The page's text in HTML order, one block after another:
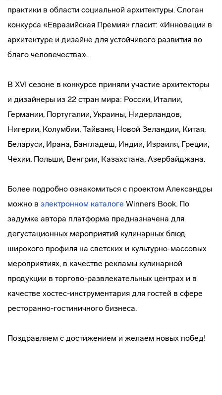
практики в области социальной архитектуры. Слоган
конкурса «Евразийская Премия» гласит: «Инновации в
архитектуре и дизайне для устойчивого развития во
благо человечества».
В XVI сезоне в конкурсе приняли участие архитекторы
и дизайнеры из 22 стран мира: России, Италии,
Германии, Португалии, Украины, Нидерландов,
Нигерии, Колумбии, Тайваня, Новой Зеландии, Китая,
Беларуси, Ирана, Бангладеш, Индии, Израиля, Греции,
Чехии, Польши, Венгрии, Казахстана, Азербайджана.
Более подробно ознакомиться с проектом Александры
можно в электронном каталоге Winners Book. По
задумке автора платформа предназначена для
дегустационных мероприятий кулинарных блюд
широкого профиля на светских и культурно-массовых
мероприятиях, в качестве рекламы кулинарной
продукции в торгово-развлекательных центрах и в
качестве хостес-инструментария для гостей в сфере
ресторанно-гостиничного бизнеса.
Поздравляем с достижением и желаем новых побед!